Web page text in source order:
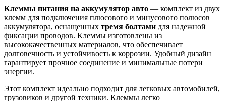
Клеммы питания на аккумулятор авто — комплект из двух
клемм для подключения плюсового и минусового полюсов
аккумулятора, оснащенных тремя болтами для надежной
фиксации проводов. Клеммы изготовлены из
высококачественных материалов, что обеспечивает
долговечность и устойчивость к коррозии. Удобный дизайн
гарантирует прочное соединение и минимальные потери
энергии.
Этот комплект идеально подходит для легковых автомобилей,
грузовиков и другой техники. Клеммы легко